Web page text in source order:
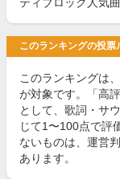
このランキングの投票
このランキングは
が対象です。「高
として、歌詞・サ
じて1〜100点で評
ないものは、運営
あります。